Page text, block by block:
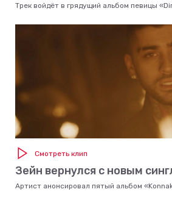
Трек войдёт в грядущий альбом певицы
Смотреть клип
Зейн вернулся с новым
Артист анонсировал пятый альбом